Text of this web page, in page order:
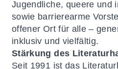
Jugendliche, queere und
sowie barrierearme
offener Ort für alle –
inklusiv und vielfältig.
Stärkung des
Seit 1991 ist das